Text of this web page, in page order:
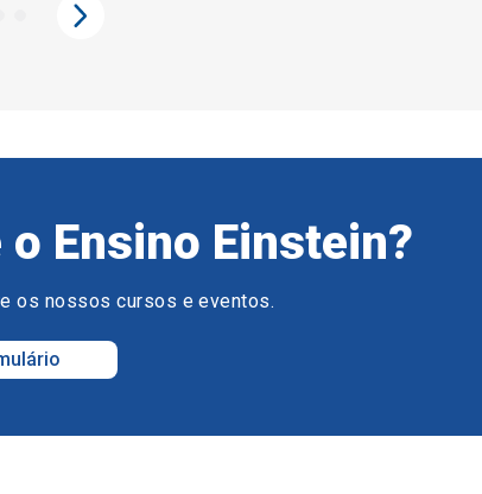
Ensino Einstein?
os nossos cursos e eventos.